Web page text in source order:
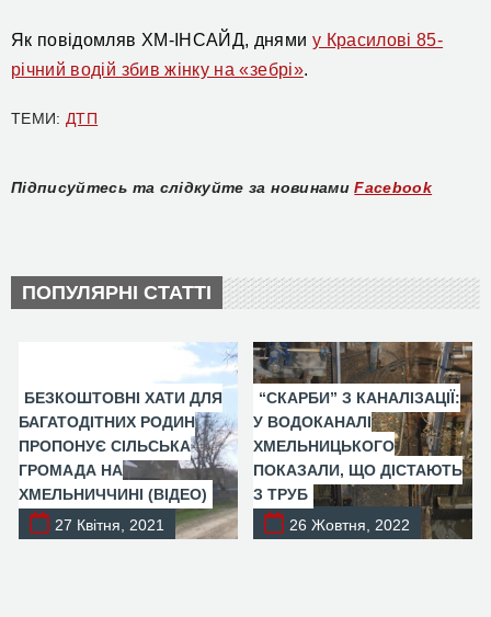
Як повідомляв ХМ-ІНСАЙД, днями у Красилові 85-
річний водій збив жінку на «зебрі».
ТЕМИ:ДТП
Підписуйтесь та слідкуйте за новинами Facebook
ПОПУЛЯРНІ СТАТТІ
БЕЗКОШТОВНІ ХАТИ ДЛЯ
БАГАТОДІТНИХ РОДИН
ПРОПОНУЄ СІЛЬСЬКА
ГРОМАДА НА
ХМЕЛЬНИЧЧИНІ (ВІДЕО)
27 Квітня, 2021
“СКАРБИ” З КАНАЛІЗАЦІЇ:
У ВОДОКАНАЛІ
ХМЕЛЬНИЦЬКОГО
ПОКАЗАЛИ, ЩО ДІСТАЮТЬ
З ТРУБ
26 Жовтня, 2022